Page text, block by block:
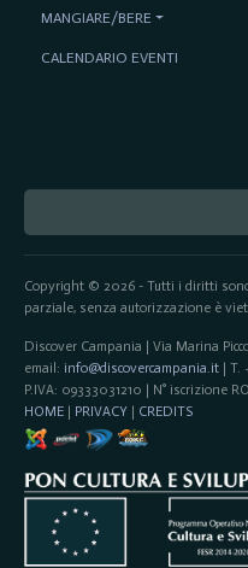
Copyright © 2026 - Tutti i diritti
parziale, senza autorizzazione è
Discover Campania | Via Marina
email: info@discovercampania.it| T.
P.IVA: 09333031210 | N° iscrizione
HOME| PRIVACY | CREDITS
MANGIARE/BERE
CALENDARIO EVENTI